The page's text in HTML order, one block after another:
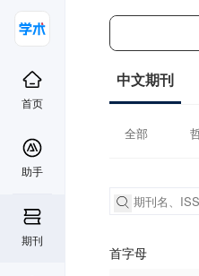
首页
助手
期刊
中文期刊
全部
首字母